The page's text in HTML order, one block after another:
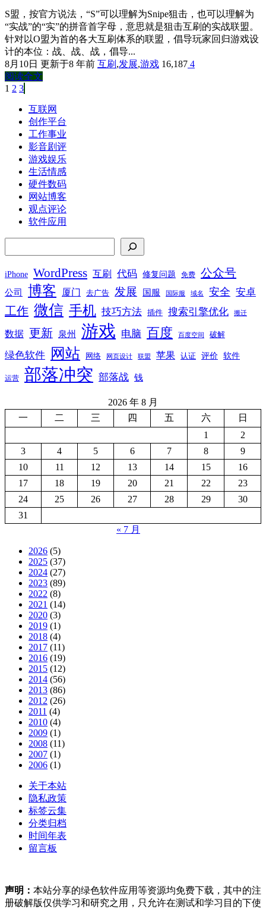
S盟，按官方说法，“S”可以理解为Snipe狙击，也可以理解为
“实战”的“实”的拼音首字母，意思就是狙击互刷的实战联盟。
针对以O盟为首的各大互刷体系的联盟，倡导玩家回归游戏设
计的本位：战、战、战，倡导...
8月10日 更新于8 年前 互刷 ,发展,游戏 16,187 4
阅读全文
文
第
1 页
第
2 页
第
3页
互联网
创作平台
工作事业
影音剧评
游戏娱乐
生活情感
硬件数码
网站博客
观点评论
软件应用
iPhone WordPress 互刷 代码 修复问题 免费 公众号
公司 博客 厦门 去广告 发展 国服 国际服 域名 安全 安卓
工作 微信 手机 技巧方法 插件 搜索引擎优化 搬迁
数据 更新 泉州 游戏 电脑 百度 百度空间 破解
绿色软件 网站 网络 网页设计 联盟 苹果 认证 评价 软件
运营 部落冲突 部落战 钱
2026 年 8 月
一
二 三 四 五 六
日
1
2
3
4 5 6 7 8
9
10
11 12 13 14 15
16
17
18 19 20 21 22
23
24
25 26 27 28 29
30
31
« 7 月
2026 (5)
2025 (37)
2024 (27)
2023 (89)
2022 (8)
2021 (14)
2020 (3)
2019 (1)
2018 (4)
2017 (11)
2016 (19)
2015 (12)
2014 (56)
2013 (86)
2012 (26)
2011 (4)
2010 (4)
2009 (1)
2008 (11)
2007 (1)
2006 (1)
关于本站
隐私政策
标签云集
分类归档
时间年表
留言板
声明： 本站分享的绿色软件应用等资源均免费下载，其中的注
册破解版仅供学习和研究之用，只允许在测试和学习目的下使